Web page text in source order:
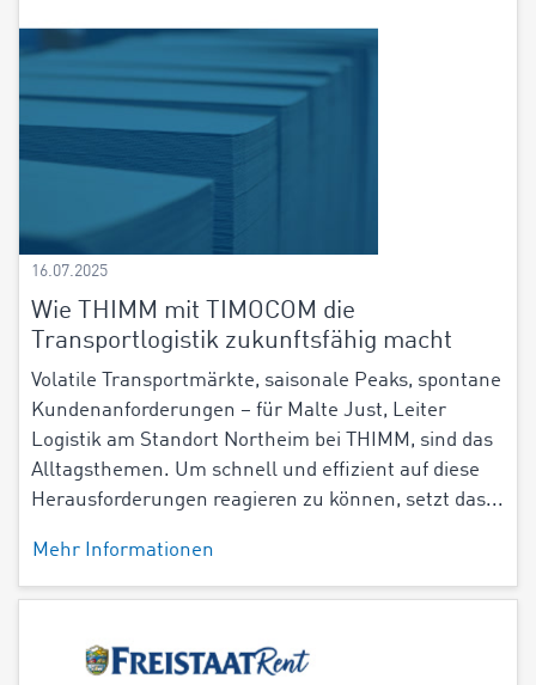
16.07.2025
Wie THIMM mit TIMOCOM die
Transportlogistik zukunftsfähig macht
Volatile Transportmärkte, saisonale Peaks, spontane
Kundenanforderungen – für Malte Just, Leiter
Logistik am Standort Northeim bei THIMM, sind das
Alltagsthemen. Um schnell und effizient auf diese
Herausforderungen reagieren zu können, setzt das...
Mehr Informationen